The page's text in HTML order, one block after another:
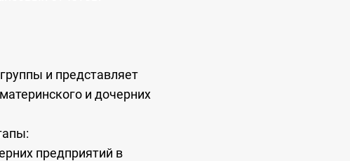
и представляет
и дочерних
предприятий в